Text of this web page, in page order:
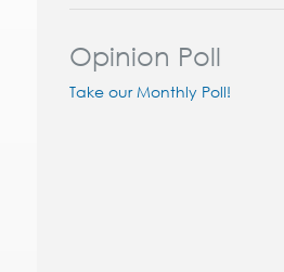
Opinion Poll
Take our Monthly Poll!